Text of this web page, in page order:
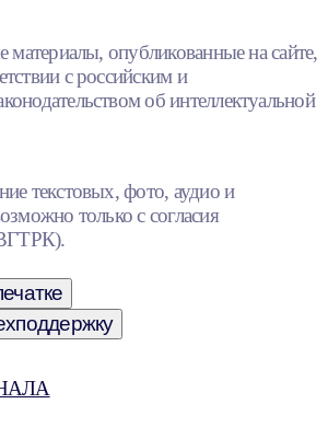
материалы, опубликованные на сайте,
с российским и
об интеллектуальной
текстовых, фото, аудио и
только с согласия